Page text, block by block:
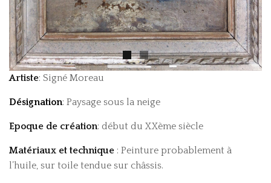
Artiste: Signé Moreau
Désignation: Paysage sous la neige
Epoque de création: début du XXème siècle
Matériaux et technique : Peinture probablement à
l’huile, sur toile tendue sur châssis.